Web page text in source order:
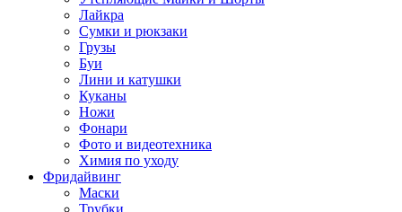
Лайкра
Сумки и рюкзаки
Грузы
Буи
Лини и катушки
Куканы
Ножи
Фонари
Фото и видеотехника
Химия по уходу
Фридайвинг
Маски
Трубки